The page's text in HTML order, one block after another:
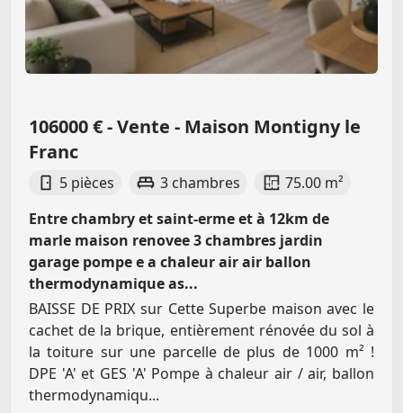
106000 € - Vente - Maison Montigny le
Franc
5 pièces 3 chambres
75.00 m²
Entre chambry et saint-erme et à 12km de
marle maison renovee 3 chambres jardin
garage pompe e a chaleur air air ballon
thermodynamique as...
BAISSE DE PRIX sur Cette Superbe maison avec le
cachet de la brique, entièrement rénovée du sol à
la toiture sur une parcelle de plus de 1000 m² !
DPE 'A' et GES 'A' Pompe à chaleur air / air, ballon
thermodynamiqu...